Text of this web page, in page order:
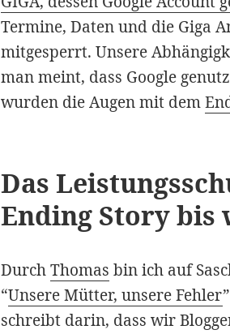
Termine, Daten und die Giga
mitgesperrt. Unsere
man meint, dass Google
wurden die Augen mit dem
Das
Ending Story bis
DurchThomas bin ich auf
“Unsere Mütter, unsere Fehler
schreibt darin, dass wir